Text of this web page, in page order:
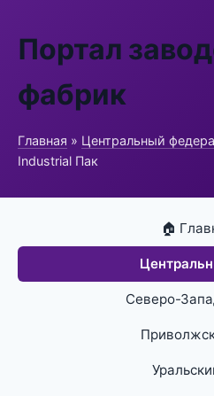
Портал
фабрик
Главная » Центральный
Industrial Пак
🏠
Северо-